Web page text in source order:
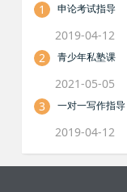
1 申论考试指导
2019-04-12
2
青少年私塾课
2021-05-05
3
一对一写作指导
2019-04-12